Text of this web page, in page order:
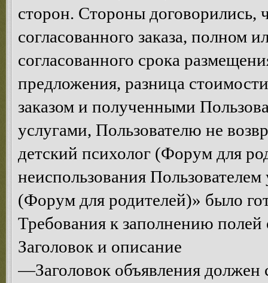
сторон. Стороны договорились,
согласованного заказа, полном
согласованного срока
предложения, разница
заказом и полученными
услугами, Пользователю не
детский психолог (Форум для
неиспользования
(Форум для родителей)» было
Требования к заполнению полей
Заголовок и описание
—Заголовок объявления должен